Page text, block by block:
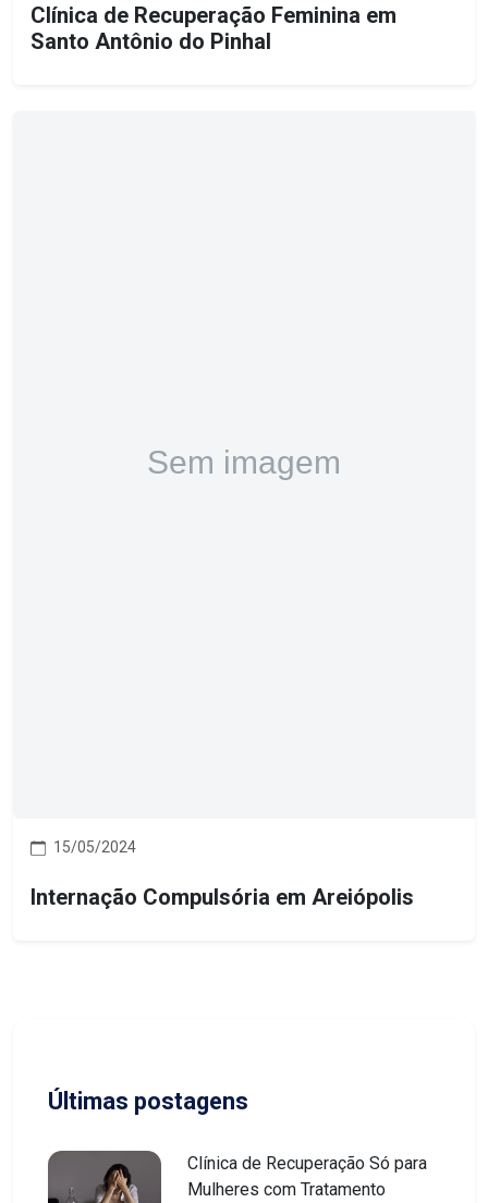
Clínica de Recuperação Feminina em
Santo Antônio do Pinhal
15/05/2024
Internação Compulsória em Areiópolis
Últimas postagens
Clínica de Recuperação Só para
Mulheres com Tratamento